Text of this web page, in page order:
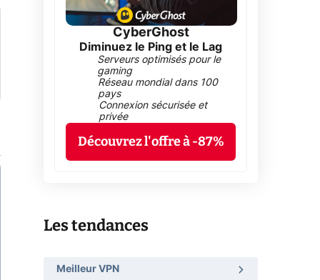
CyberGhost
Diminuez le Ping et le Lag
Serveurs optimisés pour le
gaming
Réseau mondial dans 100
pays
Connexion sécurisée et
privée
Découvrez l'offre à -87%
Les tendances
Meilleur VPN